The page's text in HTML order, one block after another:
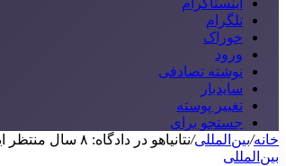
اینستاگرام
تلگرام
خوراک
ورود
نوشته تصادفی
سایدبار
تغییر پوسته
جستجو برای
خانه/بین‌المللی/نتانیاهو در دادگاه: ۸ سال منتظر این لحظه بودم
بین‌المللی